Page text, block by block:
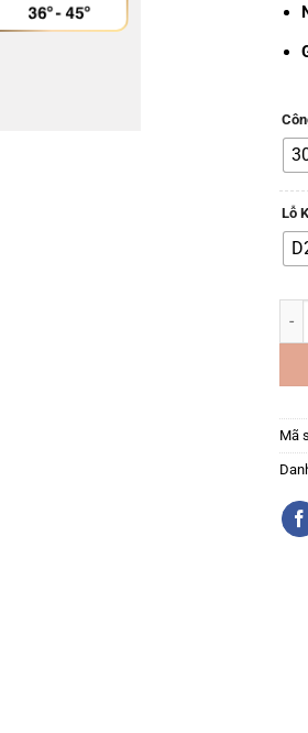
Lỗ
Mã